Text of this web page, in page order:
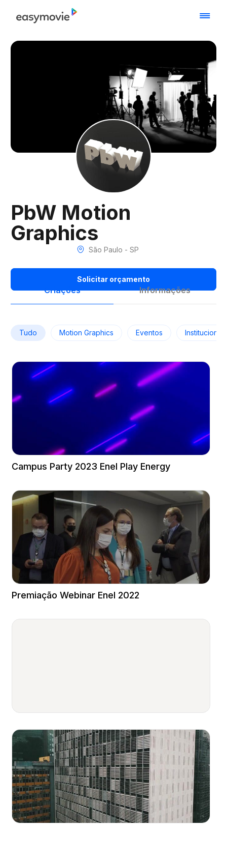
PbW Motion
Graphics
São Paulo - SP
Solicitar orçamento
Criações Informações
Tudo Motion Graphics Eventos Institucional
Campus Party 2023 Enel Play Energy
Premiação Webinar Enel 2022